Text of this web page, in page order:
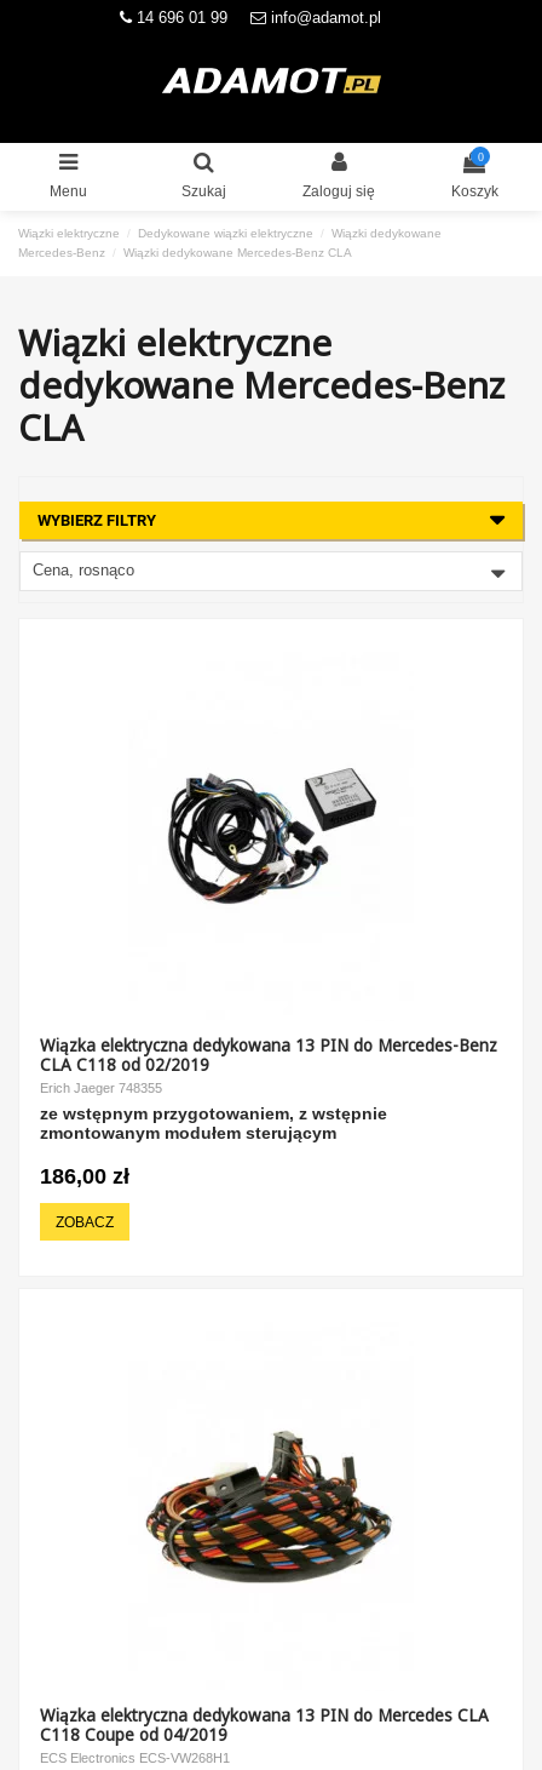
14 696 01 99 info@adamot.pl
Menu Szukaj Zaloguj się
0
Koszyk
Wiązki elektryczne Dedykowane wiązki elektryczne
Wiązki dedykowane
Mercedes-Benz
Wiązki dedykowane Mercedes-Benz CLA
Wiązki elektryczne
dedykowane Mercedes-Benz
CLA
WYBIERZ FILTRY
Cena, rosnąco
Wiązka elektryczna dedykowana 13 PIN do Mercedes-Benz
CLA C118 od 02/2019
Erich Jaeger 748355
ze wstępnym przygotowaniem, z wstępnie
zmontowanym modułem sterującym
186,00 zł
ZOBACZ
Wiązka elektryczna dedykowana 13 PIN do Mercedes CLA
C118 Coupe od 04/2019
ECS Electronics ECS-VW268H1